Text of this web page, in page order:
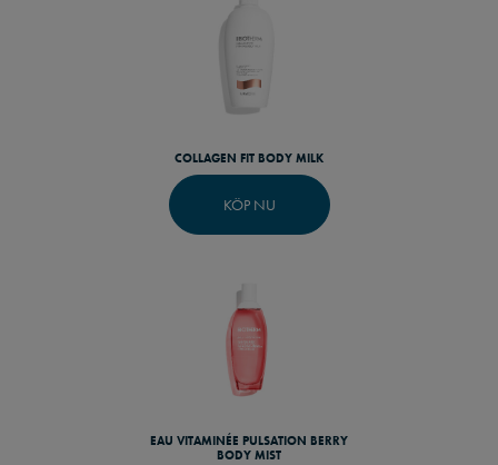
COLLAGEN FIT BODY MILK
KÖP NU
EAU VITAMINÉE PULSATION BERRY
BODY MIST